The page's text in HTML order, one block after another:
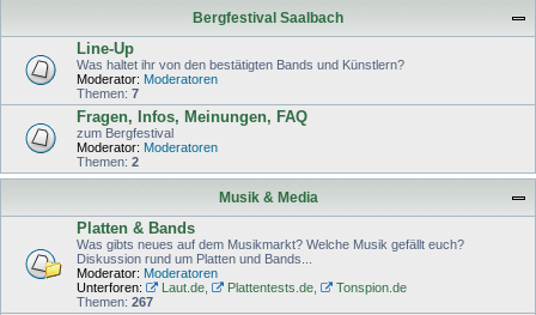
Bergfestival Saalbach
Line-Up
Was haltet ihr von den bestätigten Bands und Künstlern?
Moderator: Moderatoren
Themen: 7
Fragen, Infos, Meinungen, FAQ
zum Bergfestival
Moderator: Moderatoren
Themen: 2
Musik & Media
Platten & Bands
Was gibts neues auf dem Musikmarkt? Welche Musik gefällt euch?
Diskussion rund um Platten und Bands...
Moderator: Moderatoren
Unterforen:
Laut.de, Plattentests.de,
Tonspion.de
Themen: 267